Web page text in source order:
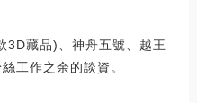
3D藏品)、神舟五號、越王
工作之余的談資。